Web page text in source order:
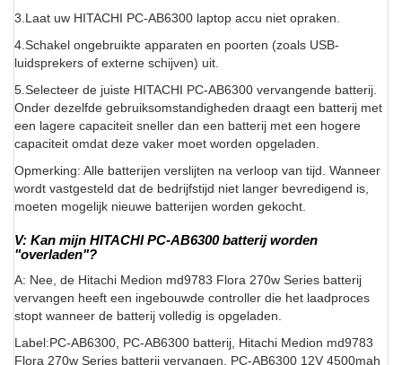
3.Laat uw HITACHI PC-AB6300 laptop accu niet opraken.
4.Schakel ongebruikte apparaten en poorten (zoals USB-
luidsprekers of externe schijven) uit.
5.Selecteer de juiste HITACHI PC-AB6300 vervangende batterij.
Onder dezelfde gebruiksomstandigheden draagt een batterij met
een lagere capaciteit sneller dan een batterij met een hogere
capaciteit omdat deze vaker moet worden opgeladen.
Opmerking: Alle batterijen verslijten na verloop van tijd. Wanneer
wordt vastgesteld dat de bedrijfstijd niet langer bevredigend is,
moeten mogelijk nieuwe batterijen worden gekocht.
V: Kan mijn HITACHI PC-AB6300 batterij worden
"overladen"?
A: Nee, de Hitachi Medion md9783 Flora 270w Series batterij
vervangen heeft een ingebouwde controller die het laadproces
stopt wanneer de batterij volledig is opgeladen.
Label:PC-AB6300, PC-AB6300 batterij, Hitachi Medion md9783
Flora 270w Series batterij vervangen, PC-AB6300 12V 4500mah